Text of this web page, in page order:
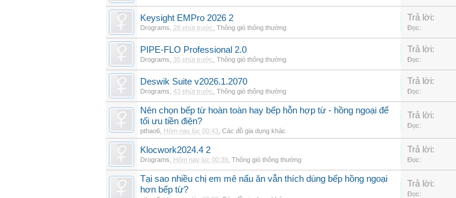
Keysight EMPro 2026 2
Drograms 28 phút trước Thông gió thông thường
Trả lời:
Đọc:
PIPE-FLO Professional 2.0
Drograms 35 phút trước Thông gió thông thường
Trả lời:
Đọc:
Deswik Suite v2026.1.2070
Drograms 43 phút trước Thông gió thông thường
Trả lời:
Đọc:
Nên chọn bếp từ hoàn toàn hay bếp hỗn hợp từ - hồng ngoại để
tối ưu tiền điện?
pthao6 Hôm nay lúc 00:43 Các đồ gia dụng khác
Trả lời:
Đọc:
Klocwork2024.4 2
Drograms Hôm nay lúc 00:39 Thông gió thông thường
Trả lời:
Đọc:
Tại sao nhiều chị em mê nấu ăn vẫn thích dùng bếp hồng ngoại
hơn bếp từ?
Trả lời:
Đọc: